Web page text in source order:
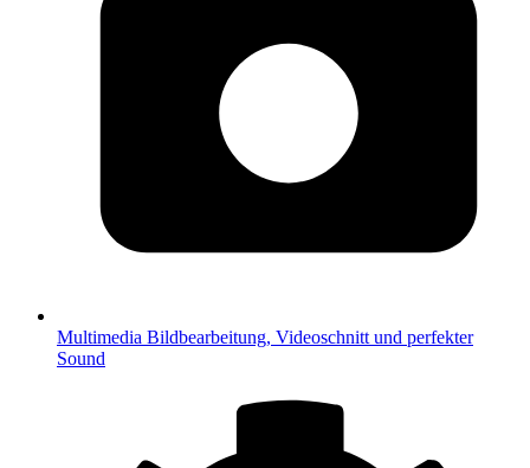
Multimedia Bildbearbeitung, Videoschnitt und perfekter
Sound